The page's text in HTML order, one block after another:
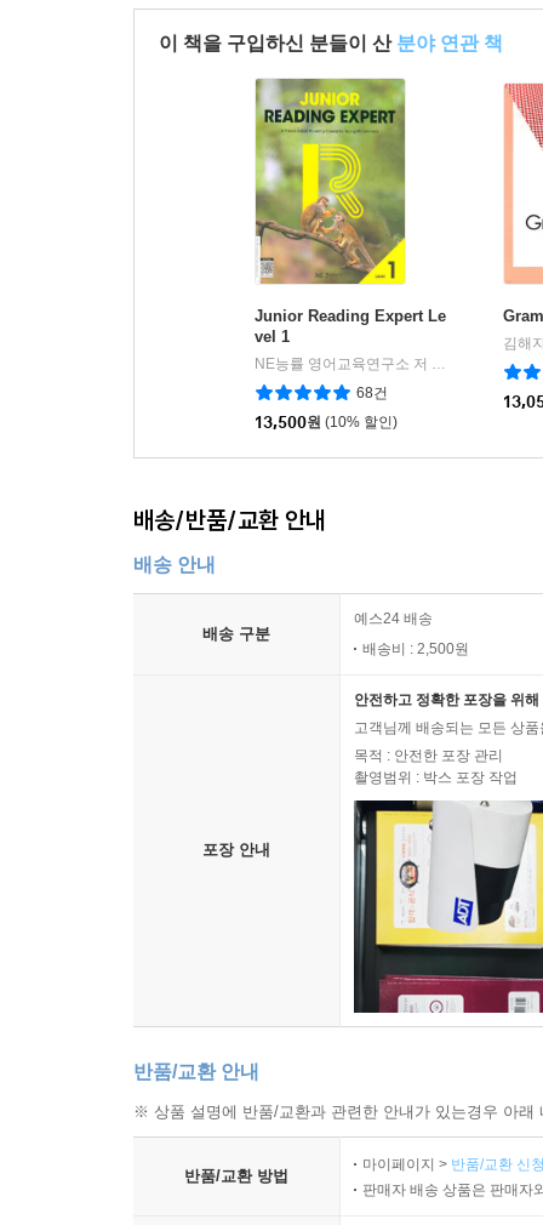
이 책을 구입하신 분들이 산 분야 연관 책
Junior Reading Expert Le
vel 1
NE능률 영어교육연구소 저 | NE능률
68건
13,500원 (10% 할인)
김해
배송/반품/교환 안내
배송 안내
배송 구분
예스24 배송
배송비 : 2,500원
포장 안내
안전하고 정확한 포장을 위
고객님께 배송되는 모든 상
목적 : 안전한 포장 관리
촬영범위 : 박스 포장 작업
반품/교환 안내
※ 상품 설명에 반품/교환과 관련한 안내가 있는경우 아
반품/교환 방법
마이페이지 > 반품/교환 신
판매자 배송 상품은 판매자